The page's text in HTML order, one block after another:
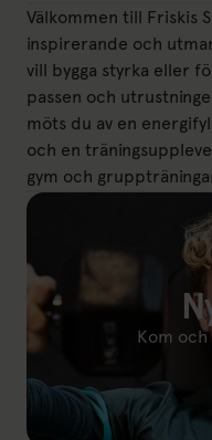
Välkommen till Friskis
inspirerande och
vill bygga styrka eller
passen och
möts du av en
och en
gym och
Kom